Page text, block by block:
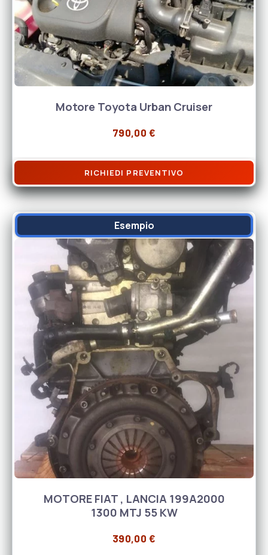
Motore Toyota Urban Cruiser
790,00 €
RICHIEDI PREVENTIVO
Esempio
MOTORE FIAT , LANCIA 199A2000
1300 MTJ 55 KW
390,00 €